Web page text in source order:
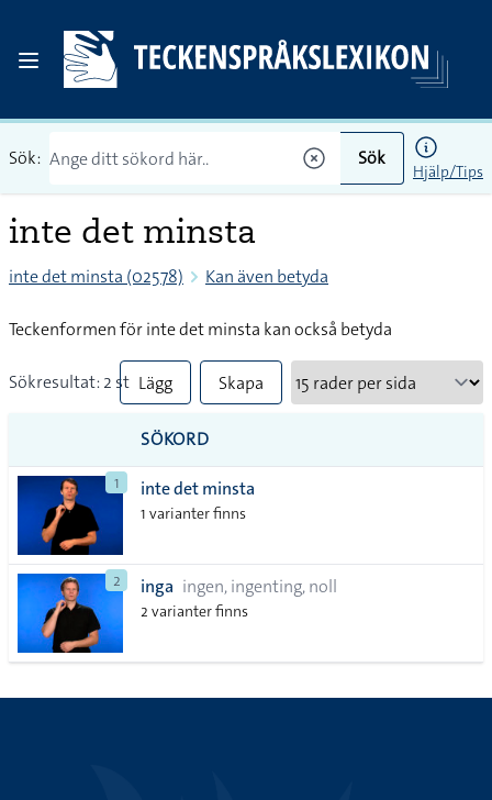
Sök: Sök
Hjälp/Tips
inte det minsta
inte det minsta (02578) Kan även betyda
Teckenformen för inte det minsta kan också betyda
Sökresultat: 2 st Lägg
till
alla i
lista
Skapa
SÖKORD
1 inte det minsta
1 varianter finns
2 inga ingen, ingenting, noll
2 varianter finns